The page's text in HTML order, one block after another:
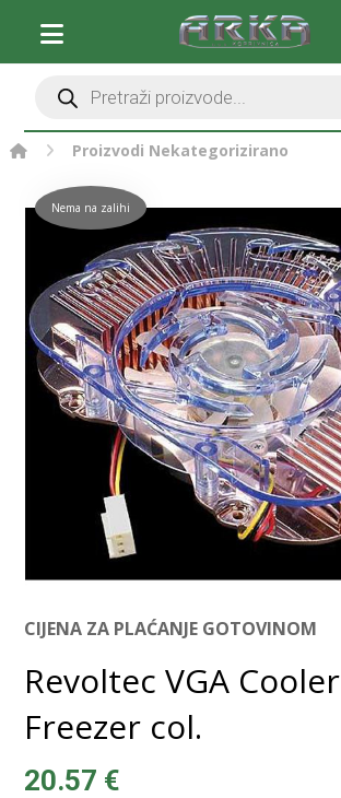
Proizvodi Nekategorizirano
Nema na zalihi
CIJENA ZA PLAĆANJE GOTOVINOM
Revoltec VGA Cooler
Freezer col.
20.57 €